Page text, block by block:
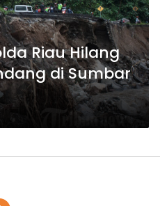
Riau Hilang
di Sumbar